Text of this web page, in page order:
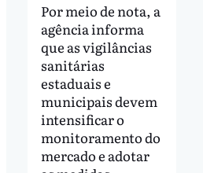
Por meio de nota, a
agência informa
que as vigilâncias
sanitárias
estaduais e
municipais devem
intensificar o
monitoramento do
mercado e adotar